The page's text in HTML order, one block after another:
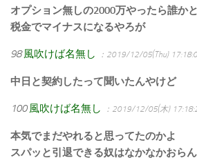
オプション無しの2000万やったら誰か
税金でマイナスになるやろが
98 風吹けば名無し ：2019/12/05(Thu)
中日と契約したって聞いたんやけど
100 風吹けば名無し ：2019/12/05(木)
本気でまだやれると思ってたのかよ
スパッと引退できる奴はなかなかおら